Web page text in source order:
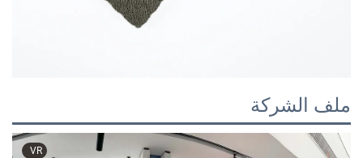
ملف الشركة
VR